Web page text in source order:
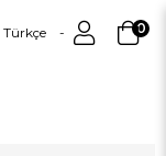
Türkçe 0